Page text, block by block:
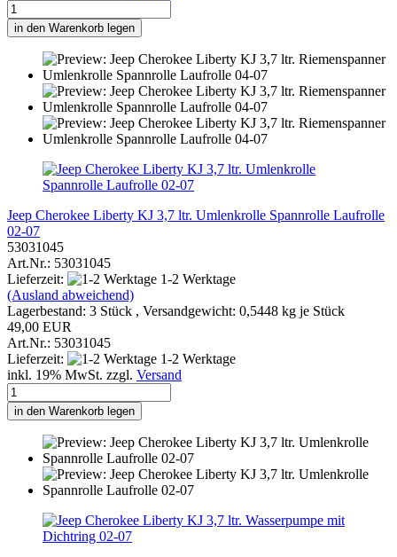
in den Warenkorb legen
Jeep Cherokee Liberty KJ 3,7 ltr. Umlenkrolle Spannrolle Laufrolle
02-07
53031045
Art.Nr.: 53031045
Lieferzeit:
1-2 Werktage
(Ausland abweichend)
Lagerbestand: 3 Stück , Versandgewicht: 0,5448 kg je Stück
49,00 EUR
Art.Nr.: 53031045
Lieferzeit:
1-2 Werktage
inkl. 19% MwSt. zzgl. Versand
in den Warenkorb legen